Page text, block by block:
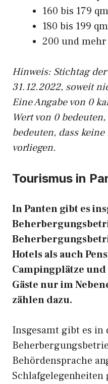
160 bis 179
180 bis 199
200 und
Hinweis: Stichtag
31.12.2022, soweit
Eine Angabe von 0
Wert von 0
bedeuten, dass
vorliegen.
Tourismus in
In Panten gibt es
Hotels als auch
Campingplätze
Gäste nur im
zählen dazu.
Insgesamt gibt es in
Behördensprache
Schlafgelegenheiten